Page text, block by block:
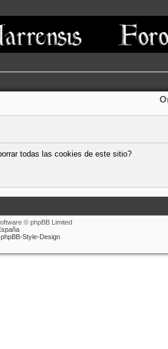
todas las cookies de este sitio?
© phpBB Limited
phpBB-Style-Design